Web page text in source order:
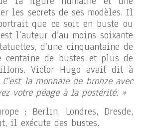
les secrets de ses modèles. Il
que ce soit en buste ou
l’auteur d’au moins soixante
d’une cinquantaine de
centaine de bustes et plus de
Victor Hugo avait dit à
C’est la monnaie de bronze avec
votre péage à la postérité. »
: Berlin, Londres, Dresde,
il exécute des bustes.